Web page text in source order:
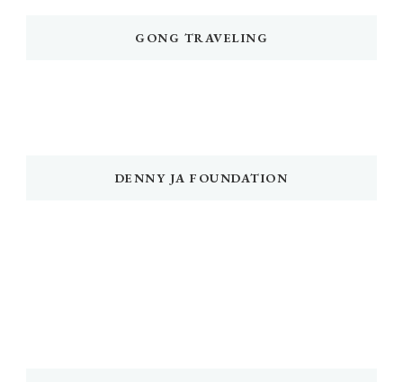
GONG TRAVELING
DENNY JA FOUNDATION